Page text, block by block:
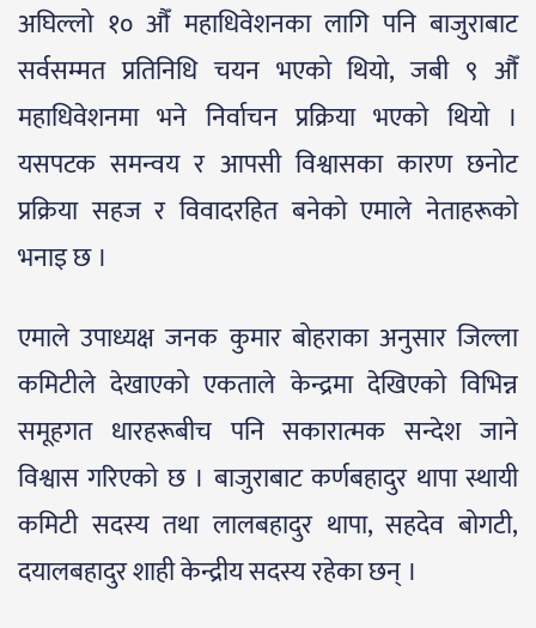
अघिल्लो १० औँ महाधिवेशनका लागि पनि बाजुराबाट
सर्वसम्मत प्रतिनिधि चयन भएको थियो, जबी ९ औँ
महाधिवेशनमा भने निर्वाचन प्रक्रिया भएको थियो ।
यसपटक समन्वय र आपसी विश्वासका कारण छनोट
प्रक्रिया सहज र विवादरहित बनेको एमाले नेताहरूको
भनाइ छ ।
एमाले उपाध्यक्ष जनक कुमार बोहराका अनुसार जिल्ला
कमिटीले देखाएको एकताले केन्द्रमा देखिएको विभिन्न
समूहगत धारहरूबीच पनि सकारात्मक सन्देश जाने
विश्वास गरिएको छ । बाजुराबाट कर्णबहादुर थापा स्थायी
कमिटी सदस्य तथा लालबहादुर थापा, सहदेव बोगटी,
दयालबहादुर शाही केन्द्रीय सदस्य रहेका छन् ।